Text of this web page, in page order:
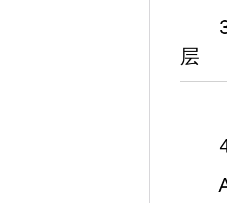
层
4
A